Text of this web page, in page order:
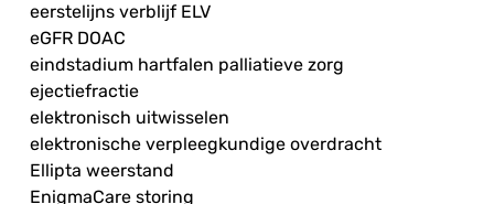
eerstelijns verblijf ELV
eGFR DOAC
eindstadium hartfalen palliatieve zorg
ejectiefractie
elektronisch uitwisselen
elektronische verpleegkundige overdracht
Ellipta weerstand
EnigmaCare storing